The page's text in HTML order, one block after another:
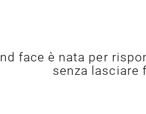
face è nata per
senza